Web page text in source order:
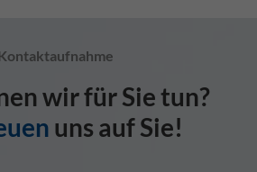
wir für Sie tun?
uns auf Sie!